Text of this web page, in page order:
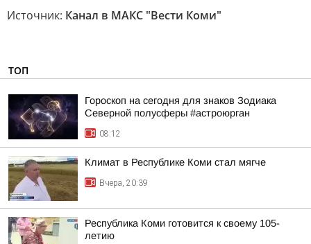
Источник: Канал в МАКС "Вести Коми"
ТОП
Гороскоп на сегодня для знаков Зодиака
Северной полусферы #астроюрган
08:12
Климат в Республике Коми стал мягче
Вчера, 20:39
Республика Коми готовится к своему 105-
летию